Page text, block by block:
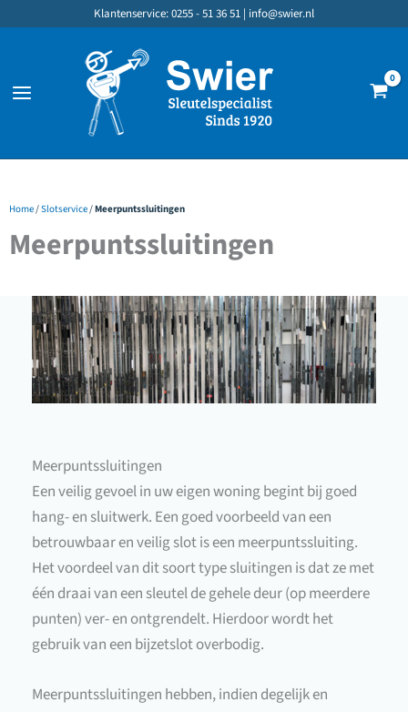
inhoud
Klantenservice: 0255 - 51 36 51 | info@swier.nl
Home/Slotservice/Meerpuntssluitingen
Meerpuntssluitingen
Meerpuntssluitingen
Een veilig gevoel in uw eigen woning begint bij goed
hang- en sluitwerk. Een goed voorbeeld van een
betrouwbaar en veilig slot is een meerpuntssluiting.
Het voordeel van dit soort type sluitingen is dat ze met
één draai van een sleutel de gehele deur (op meerdere
punten) ver- en ontgrendelt. Hierdoor wordt het
gebruik van een bijzetslot overbodig.
Meerpuntssluitingen hebben, indien degelijk en